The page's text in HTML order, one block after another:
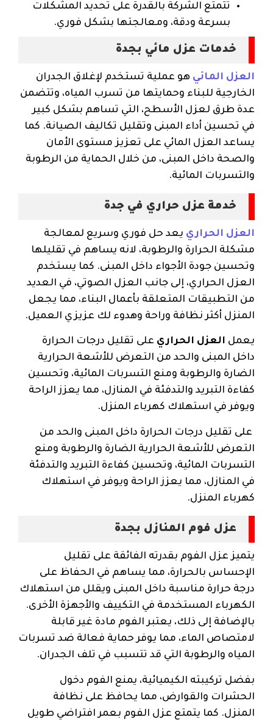
تتمتع الشركة بالقدرة على تحديد المشكلات
بسرعة ودقة، ومعالجتها بشكل فوري.
خدمات عزل مائي بجدة
العزل المائي هو عملية تستخدم لإغلاق الجدران
الخارجية للبناء وحمايتها من تسرب المياه، وتتضمن
عدة طرق لعزل الأسطح، التي تساهم بشكل كبير
في تحسين أداء المبنى وتقليل تكاليف الصيانة. كما
يساعد العزل المائي على تعزيز مستوى الأمان
والصحة داخل المبنى، من خلال الحماية من الرطوبة
والتسربات المائية.
خدمة عزل حراري في جدة
العزل الحراري يعد حل فوري وسريع لمعالجة
مشكلة الحرارة والرطوبة، لانه يساهم في تقليلها
وتحسين جودة الأجواء داخل المبنى. كما يستخدم
العزل الحراري، إلى جانب العزل الصوتي، في العديد
من التطبيقات المتعلقة بأعمال البناء، مما يجعل
المنزل أكثر نظافة وراحة وهدوء لك عزيزي العميل.
يعمل العزل الحراري على تقليل درجات الحرارة
داخل المبنى والحد من التعرض للأشعة الحرارية
الضارة والرطوبة ومنع التسربات المائية، وتحسين
كفاءة التبريد والتدفئة في المنازل، مما يعزز الراحة
ويوفر في استهلاك كهرباء المنزل.
على تقليل درجات الحرارة داخل المبنى والحد من
التعرض للأشعة الحرارية الضارة والرطوبة ومنع
التسربات المائية، وتحسين كفاءة التبريد والتدفئة
في المنازل، مما يعزز الراحة ويوفر في استهلاك
كهرباء المنزل.
عزل فوم المنازل بجدة
يتميز عزل الفوم بقدرته الفائقة على تقليل
الإحساس بالحرارة، مما يساهم في الحفاظ على
درجة حرارة مناسبة داخل المبنى ويقلل من استهلاك
الكهرباء المستخدمة في التكييف والأجهزة الأخرى.
بالإضافة إلى ذلك، يعتبر الفوم مادة غير قابلة
لامتصاص الماء، مما يوفر حماية فعالة ضد تسربات
المياه والرطوبة التي قد تتسبب في تلف الجدران.
بفضل تركيبته الكيميائية، يمنع الفوم دخول
الحشرات والقوارض، مما يحافظ على نظافة
المنزل. كما يتمتع عزل الفوم بعمر افتراضي طويل